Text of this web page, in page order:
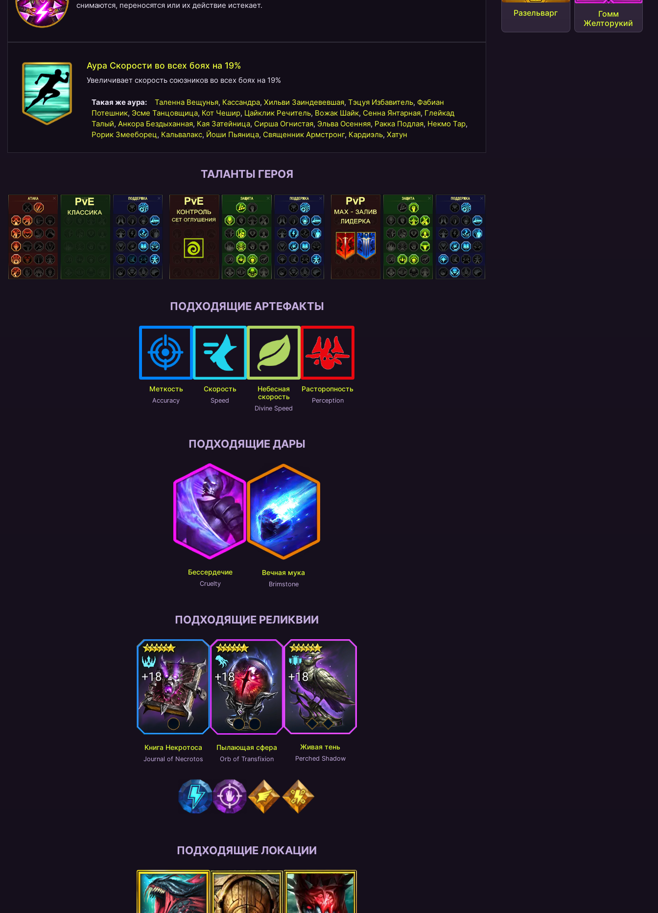
снимаются, переносятся или их действие истекает.
Аура Скорости во всех боях на 19%
Увеличивает скорость союзников во всех боях на 19%
Такая же аура: Таленна Вещунья, Кассандра, Хильви Заиндевевшая, Тэцуя Избавитель, Фабиан
Потешник, Эсме Танцовщица, Кот Чешир, Цайклик Речитель, Вожак Шайк, Сенна Янтарная, Глейкад
Талый, Анкора Бездыханная, Кая Затейница, Сирша Огнистая, Эльва Осенняя, Ракка Подлая, Некмо Тар,
Рорик Змееборец, Кальвалакс, Йоши Пьяница, Священник Армстронг, Кардиэль, Хатун
ТАЛАНТЫ ГЕРОЯ
ПОДХОДЯЩИЕ АРТЕФАКТЫ
Меткость
Accuracy
Скорость
Speed
Небесная
скорость
Divine Speed
Расторопность
Perception
ПОДХОДЯЩИЕ ДАРЫ
Бессердечие
Cruelty
Вечная мука
Brimstone
ПОДХОДЯЩИЕ РЕЛИКВИИ
Книга Некротоса
Journal of Necrotos
Пылающая сфера
Orb of Transfixion
Живая тень
Perched Shadow
ПОДХОДЯЩИЕ ЛОКАЦИИ
Разельварг
Гомм
Желторукий